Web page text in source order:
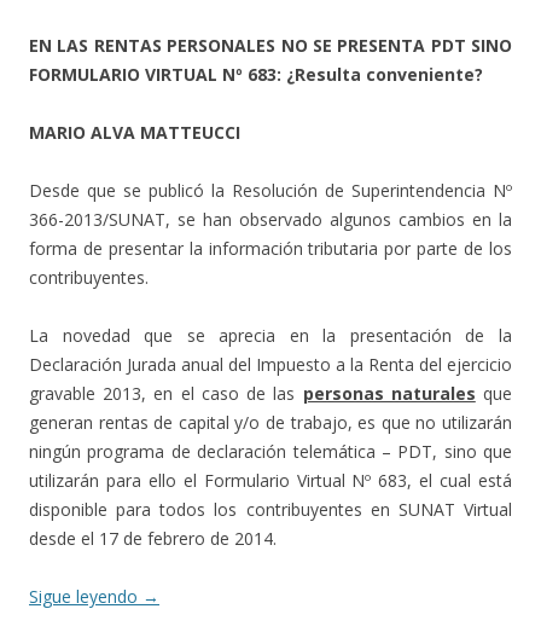
EN LAS RENTAS PERSONALES NO SE PRESENTA PDT SINO
FORMULARIO VIRTUAL Nº 683: ¿Resulta conveniente?
MARIO ALVA MATTEUCCI
Desde que se publicó la Resolución de Superintendencia Nº
366-2013/SUNAT, se han observado algunos cambios en la
forma de presentar la información tributaria por parte de los
contribuyentes.
La novedad que se aprecia en la presentación de la
Declaración Jurada anual del Impuesto a la Renta del ejercicio
gravable 2013, en el caso de las personas naturales que
generan rentas de capital y/o de trabajo, es que no utilizarán
ningún programa de declaración telemática – PDT, sino que
utilizarán para ello el Formulario Virtual Nº 683, el cual está
disponible para todos los contribuyentes en SUNAT Virtual
desde el 17 de febrero de 2014.
Sigue leyendo →